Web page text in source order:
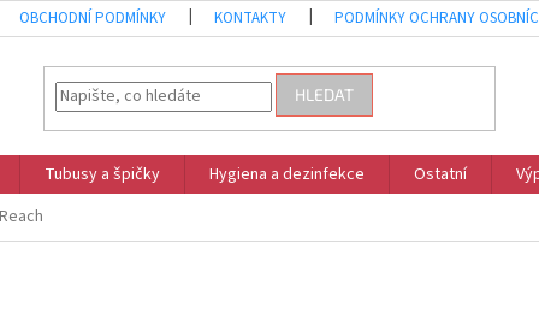
OBCHODNÍ PODMÍNKY KONTAKTY PODMÍNKY OCHRANY
HLEDAT
Tubusy a špičky Hygiena a dezinfekce Ostatní